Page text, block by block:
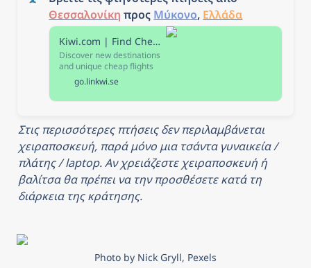
Θεσσαλονίκη προς Μύκονο, Ελλάδα
Kiwi.com | Find Cheap Flights & Discover New Destinations
Discover new destinations
and unique cheap flights
with our easy-to-use
search engine and
interactive map — with
go.linkwi.se
Στις περισσότερες πτήσεις δεν περιλαμβάνεται
χειραποσκευή, παρά μόνο μια τσάντα γυναικεία /
πλάτης / laptop. Αν χρειάζεστε χειραποσκευή ή
βαλίτσα θα πρέπει να την προσθέσετε κατά τη
διάρκεια της κράτησης.
Photo by Nick Gryll, Pexels